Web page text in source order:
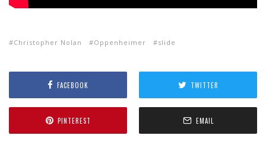
Christopher Nolan Oppenheimer slide
FACEBOOK TWITTER
PINTEREST EMAIL